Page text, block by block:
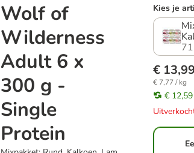
Wolf of
Wilderness
Adult 6 x
300 g -
Single
Protein
Kies je
€ 13,99
€ 7,77 / kg
€ 12,59